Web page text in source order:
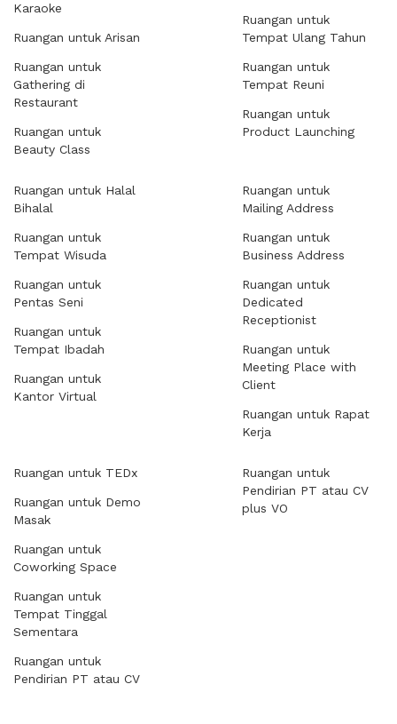
Karaoke
Ruangan untuk Arisan
Ruangan untuk
Gathering di
Restaurant
Ruangan untuk
Beauty Class
Ruangan untuk
Tempat Ulang Tahun
Ruangan untuk
Tempat Reuni
Ruangan untuk
Product Launching
Ruangan untuk Halal
Bihalal
Ruangan untuk
Tempat Wisuda
Ruangan untuk
Pentas Seni
Ruangan untuk
Tempat Ibadah
Ruangan untuk
Kantor Virtual
Ruangan untuk
Mailing Address
Ruangan untuk
Business Address
Ruangan untuk
Dedicated
Receptionist
Ruangan untuk
Meeting Place with
Client
Ruangan untuk Rapat
Kerja
Ruangan untuk TEDx
Ruangan untuk Demo
Masak
Ruangan untuk
Coworking Space
Ruangan untuk
Tempat Tinggal
Sementara
Ruangan untuk
Pendirian PT atau CV
Ruangan untuk
Pendirian PT atau CV
plus VO